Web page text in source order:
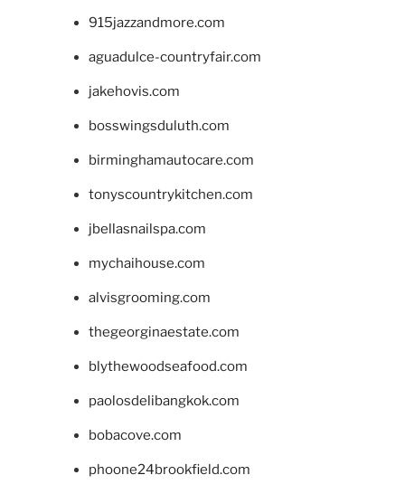
915jazzandmore.com
aguadulce-countryfair.com
jakehovis.com
bosswingsduluth.com
birminghamautocare.com
tonyscountrykitchen.com
jbellasnailspa.com
mychaihouse.com
alvisgrooming.com
thegeorginaestate.com
blythewoodseafood.com
paolosdelibangkok.com
bobacove.com
phoone24brookfield.com